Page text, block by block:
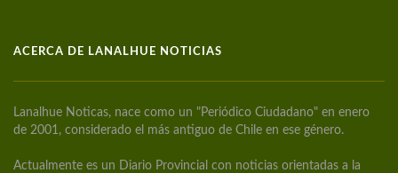
ACERCA DE LANALHUE NOTICIAS
Lanalhue Noticas, nace como un "Periódico Ciudadano" en enero
de 2001, considerado el más antiguo de Chile en ese género.
Actualmente es un Diario Provincial con noticias orientadas a la